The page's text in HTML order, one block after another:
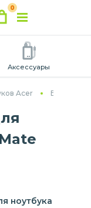
0
Аксессуары
Acer Блоки
ноутбука